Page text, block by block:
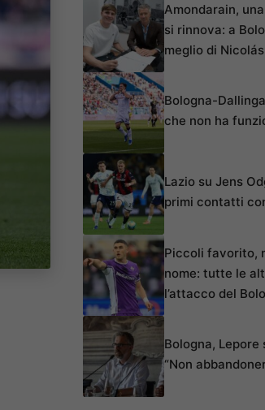
Amondarain,
si rinnova: a
meglio di
Bologna-
che non ha
Lazio su Jens
primi contatti
Piccoli favorito,
nome: tutte le
l’attacco del
Bologna, Lepore
“Non